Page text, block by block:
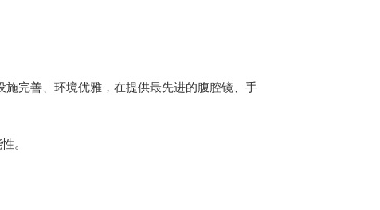
完善、环境优雅，在提供最先进的腹腔镜、手
。